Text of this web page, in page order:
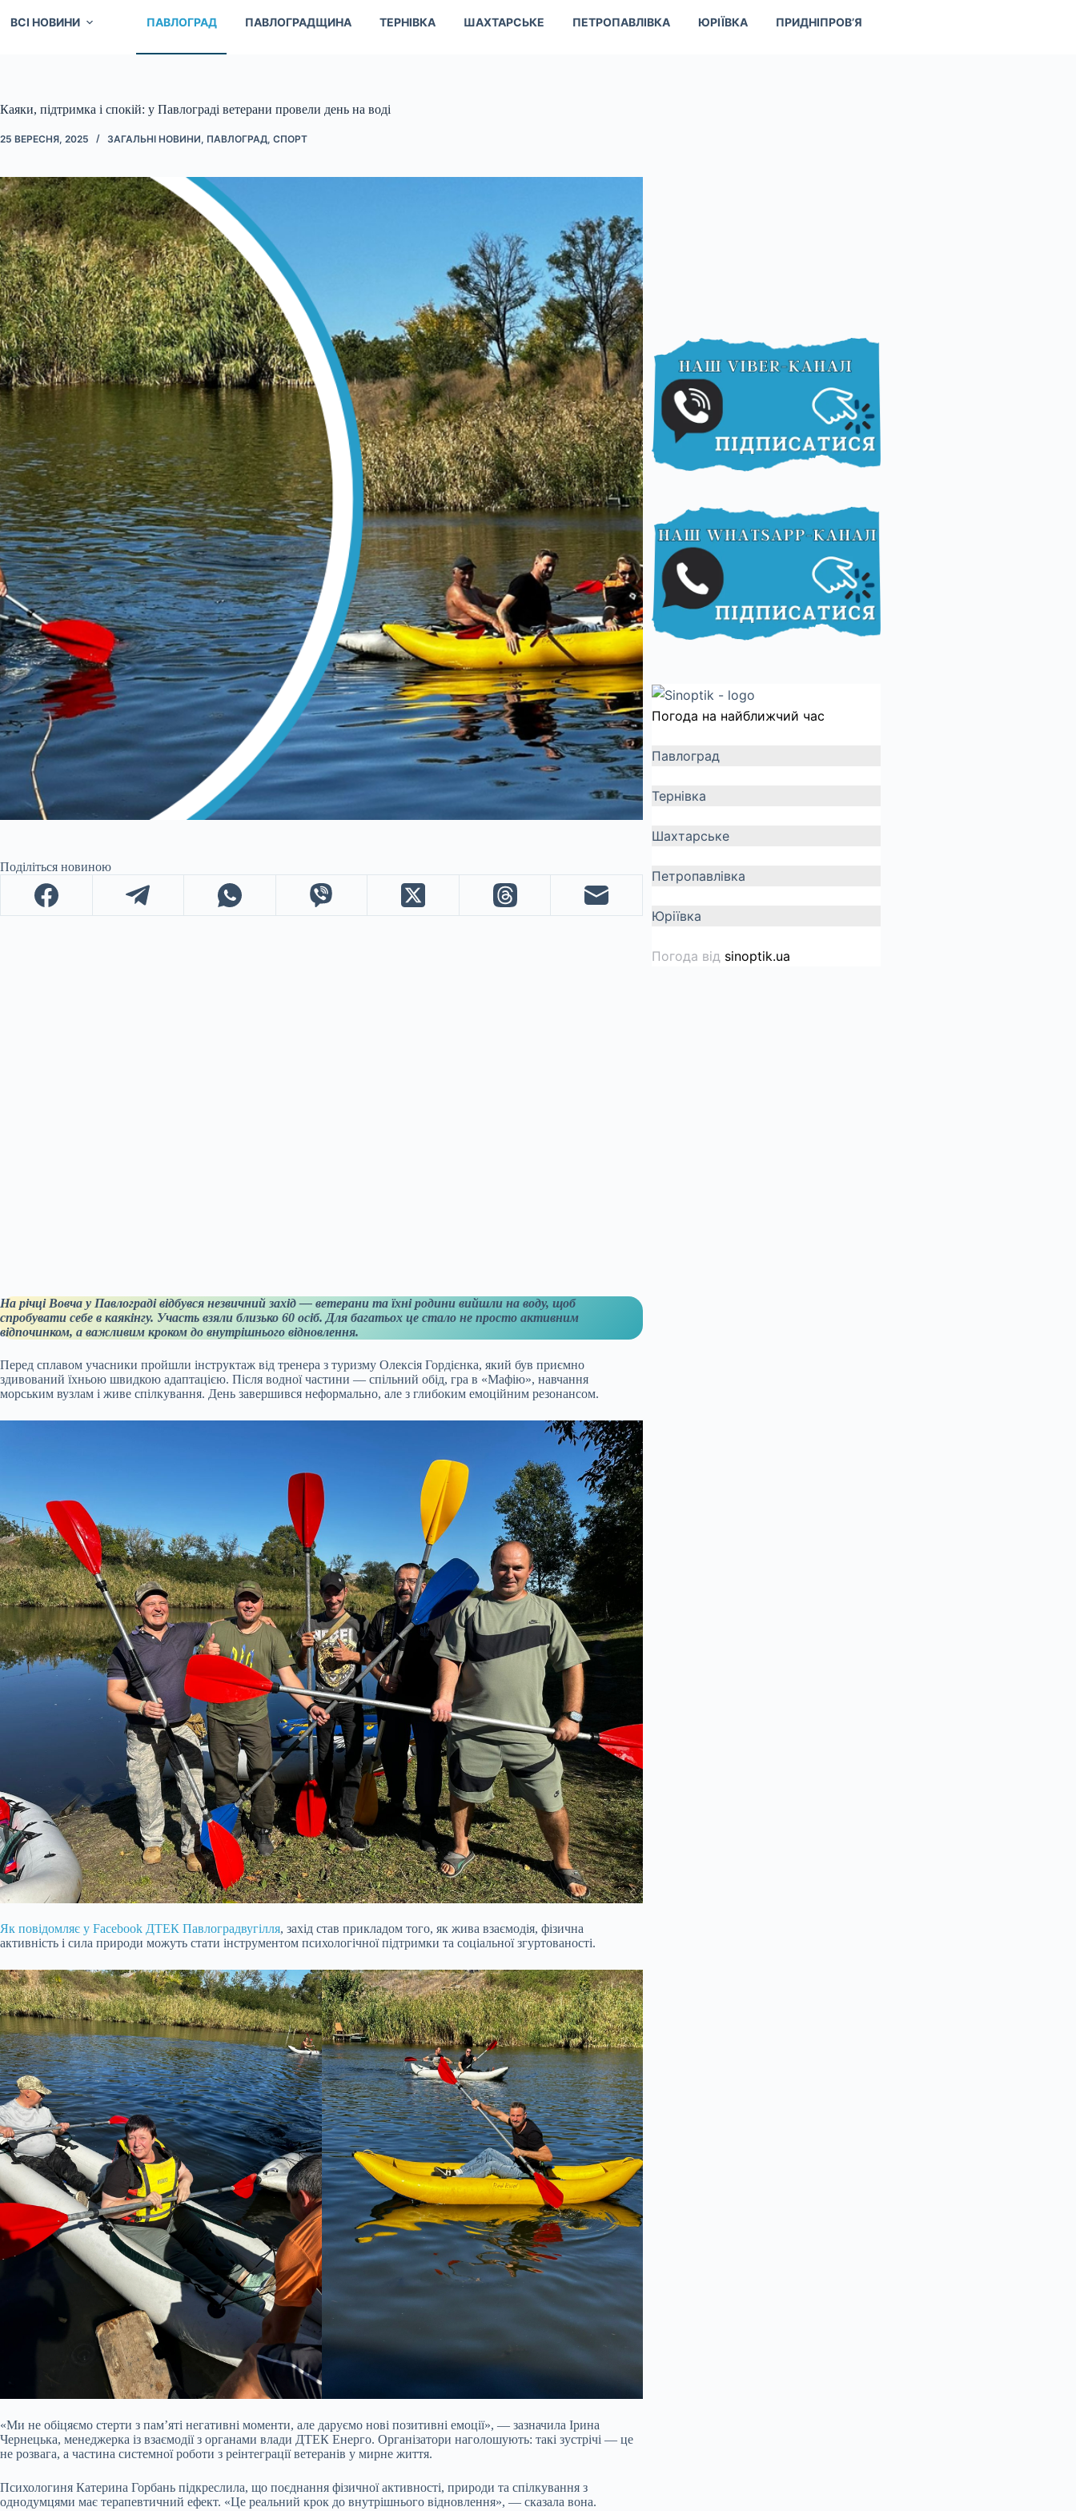
ВСІ НОВИНИ ПАВЛОГРАД ПАВЛОГРАДЩИНА ТЕРНІВКА ШАХТАРСЬКЕ ПЕТРОПАВЛІВКА ЮРІЇВКА ПРИДНІПРОВ’Я
Каяки, підтримка і спокій: у Павлограді ветерани провели день на воді
25 ВЕРЕСНЯ, 2025 ЗАГАЛЬНІ НОВИНИ, ПАВЛОГРАД, СПОРТ
Поділіться новиною
На річці Вовча у Павлограді відбувся незвичний захід — ветерани та їхні родини вийшли на воду, щоб
спробувати себе в каякінгу. Участь взяли близько 60 осіб. Для багатьох це стало не просто активним
відпочинком, а важливим кроком до внутрішнього відновлення.
Перед сплавом учасники пройшли інструктаж від тренера з туризму Олексія Гордієнка, який був приємно
здивований їхньою швидкою адаптацією. Після водної частини — спільний обід, гра в «Мафію», навчання
морським вузлам і живе спілкування. День завершився неформально, але з глибоким емоційним резонансом.
Як повідомляє у Facebook ДТЕК Павлоградвугілля, захід став прикладом того, як жива взаємодія, фізична
активність і сила природи можуть стати інструментом психологічної підтримки та соціальної згуртованості.
«Ми не обіцяємо стерти з пам’яті негативні моменти, але даруємо нові позитивні емоції», — зазначила Ірина
Чернецька, менеджерка із взаємодії з органами влади ДТЕК Енерго. Організатори наголошують: такі зустрічі — це
не розвага, а частина системної роботи з реінтеграції ветеранів у мирне життя.
Психологиня Катерина Горбань підкреслила, що поєднання фізичної активності, природи та спілкування з
однодумцями має терапевтичний ефект. «Це реальний крок до внутрішнього відновлення», — сказала вона.
Погода на найближчий час
Павлоград
Тернівка
Шахтарське
Петропавлівка
Юріївка
Погода від sinoptik.ua